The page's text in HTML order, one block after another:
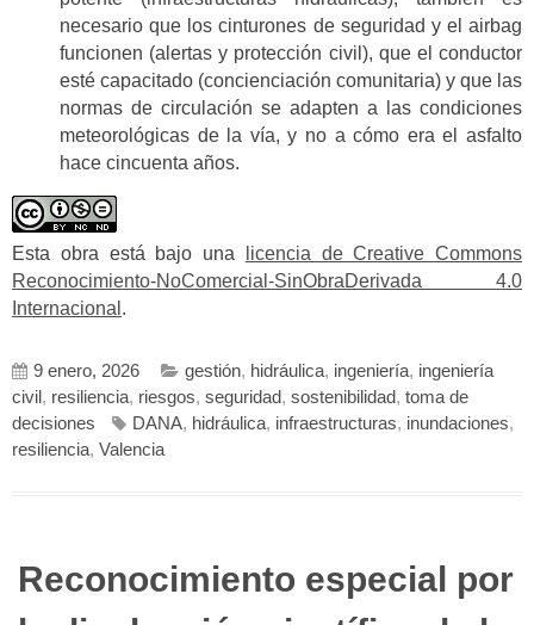
necesario que los cinturones de seguridad y el airbag
funcionen (alertas y protección civil), que el conductor
esté capacitado (concienciación comunitaria) y que las
normas de circulación se adapten a las condiciones
meteorológicas de la vía, y no a cómo era el asfalto
hace cincuenta años.
Esta obra está bajo una
licencia de Creative Commons
Reconocimiento-NoComercial-SinObraDerivada 4.0
Internacional .
9 enero, 2026 gestión, hidráulica, ingeniería, ingeniería
civil , resiliencia, riesgos, seguridad, sostenibilidad, toma de
decisiones
DANA, hidráulica, infraestructuras, inundaciones,
resiliencia, Valencia
Reconocimiento especial por